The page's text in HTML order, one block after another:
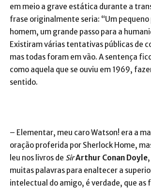
em meio a grave estática durante a
frase originalmente seria: “Um pequeno
homem, um grande passo para a
Existiram várias tentativas públicas de
mas todas foram em vão. A sentença
como aquela que se ouviu em 1969,
sentido.
– Elementar, meu caro Watson! era a
oração proferida por Sherlock Home,
leu nos livros de SirArthur Conan Doyle
muitas palavras para enaltecer a
intelectual do amigo, é verdade, que as